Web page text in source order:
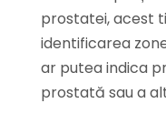
prostatei, acest
identificarea
ar putea indica
prostată sau a